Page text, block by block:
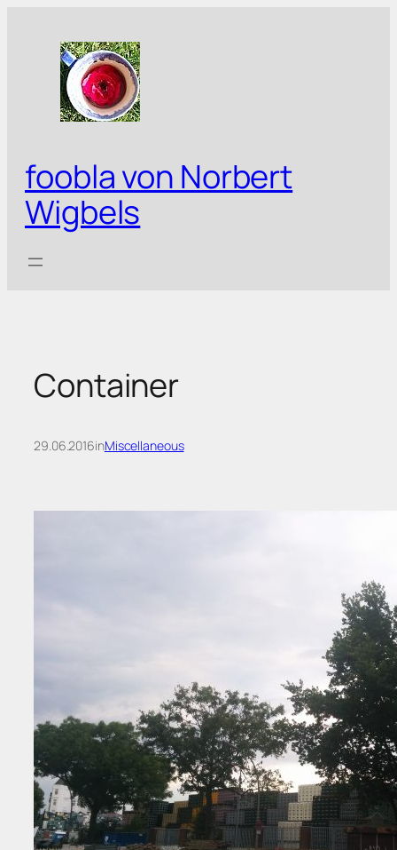
springen
foobla von Norbert
Wigbels
Container
29.06.2016inMiscellaneous